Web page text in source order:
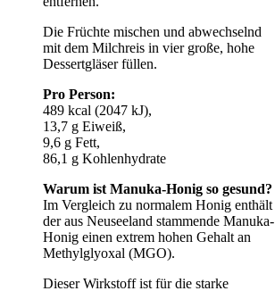
Die Früchte mischen und abwechselnd
mit dem Milchreis in vier große, hohe
Dessertgläser füllen.
Pro Person:
489 kcal (2047 kJ),
13,7 g Eiweiß,
9,6 g Fett,
86,1 g Kohlenhydrate
Warum ist Manuka-Honig so gesund?
Im Vergleich zu normalem Honig enthält
der aus Neuseeland stammende Manuka-
Honig einen extrem hohen Gehalt an
Methylglyoxal (MGO).
Dieser Wirkstoff ist für die starke